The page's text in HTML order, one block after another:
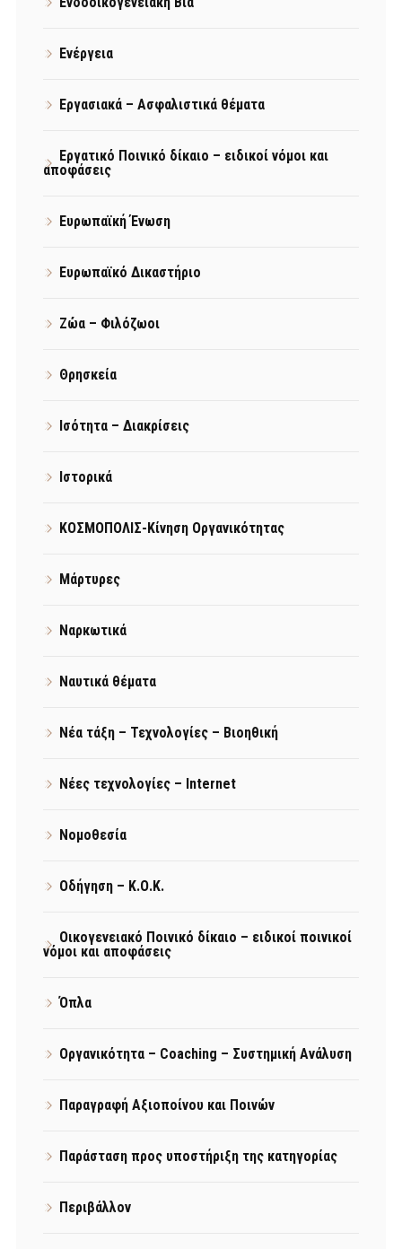
Ενέργεια
Εργασιακά – Ασφαλιστικά θέματα
Εργατικό Ποινικό δίκαιο – ειδικοί νόμοι και
αποφάσεις
Ευρωπαϊκή Ένωση
Ευρωπαϊκό Δικαστήριο
Ζώα – Φιλόζωοι
Θρησκεία
Ισότητα – Διακρίσεις
Ιστορικά
ΚΟΣΜΟΠΟΛΙΣ-Κίνηση Οργανικότητας
Μάρτυρες
Ναρκωτικά
Ναυτικά θέματα
Νέα τάξη – Τεχνολογίες – Βιοηθική
Νέες τεχνολογίες – Internet
Νομοθεσία
Οδήγηση – Κ.Ο.Κ.
Οικογενειακό Ποινικό δίκαιο – ειδικοί ποινικοί
νόμοι και αποφάσεις
Όπλα
Οργανικότητα – Coaching – Συστημική Ανάλυση
Παραγραφή Αξιοποίνου και Ποινών
Παράσταση προς υποστήριξη της κατηγορίας
Περιβάλλον